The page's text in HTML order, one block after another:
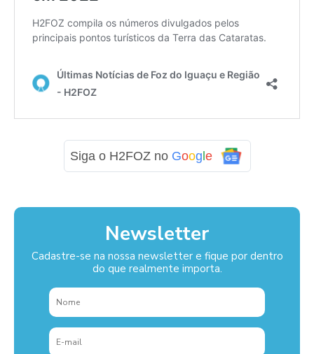
Siga o H2FOZ no Google
Newsletter
Cadastre-se na nossa newsletter e fique por dentro
do que realmente importa.